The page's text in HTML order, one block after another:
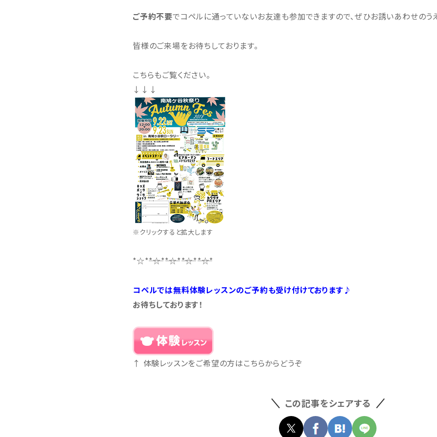
ご予約不要でコペルに通っていないお友達も参加できますので、ぜひお誘いあわせのう
皆様のご来場をお待ちしております。
こちらもご覧ください。
↓↓↓
※クリックすると拡大します
*☆*――*☆*――*☆*――*☆*――*☆*
コペルでは無料体験レッスンのご予約も受け付けております♪
お待ちしております！
↑ 体験レッスンをご希望の方はこちらからどうぞ
この記事をシェアする